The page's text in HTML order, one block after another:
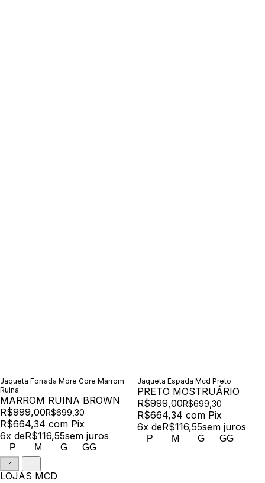
Jaqueta Forrada More Core Marrom
Ruina
MARROM RUINA BROWN
R$999,00R$699,30
R$664,34 com Pix
6x deR$116,55sem juros
P M G GG
Jaqueta Espada Mcd Preto
PRETO MOSTRUÁRIO
R$999,00R$699,30
R$664,34 com Pix
6x deR$116,55sem juros
P M G GG
LOJAS MCD